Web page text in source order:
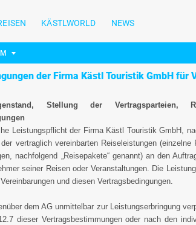
KÄSTLWORLD NEWS
der Firma Kästl Touristik GmbH für
Stellung der Vertragsparteien,
Leistungspflicht der Firma Kästl Touristik GmbH,
vertraglich vereinbarten Reiseleistungen
nachfolgend „Reisepakete“ genannt) an den
seiner Reisen oder Veranstaltungen. Die
und diesen Vertragsbedingungen.
dem AG unmittelbar zur Leistungserbringung
dieser Vertragsbestimmungen oder nach den